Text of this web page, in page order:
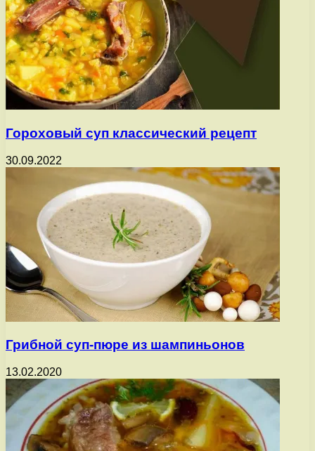
Гороховый суп классический рецепт
30.09.2022
Грибной суп-пюре из шампиньонов
13.02.2020